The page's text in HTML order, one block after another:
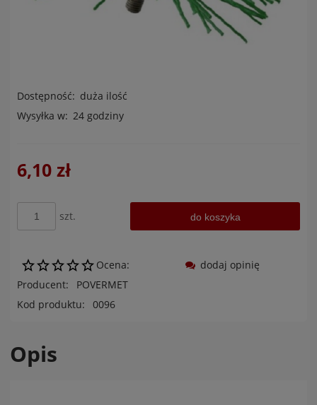
Dostępność: duża ilość
Wysyłka w: 24 godziny
6,10 zł
szt. do koszyka
Ocena:
Producent:
POVERMET
Kod produktu:
0096
dodaj opinię
Opis